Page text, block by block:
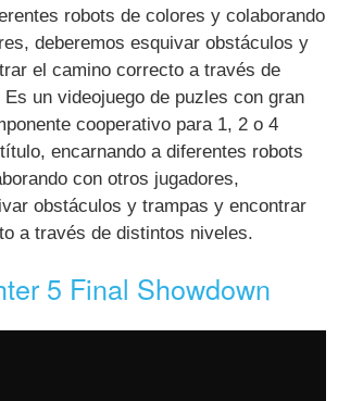
robots de colores y colaborando
deberemos esquivar obstáculos y
el camino correcto a través de
un videojuego de puzles con gran
cooperativo para 1, 2 o 4
encarnando a diferentes robots
con otros jugadores,
obstáculos y trampas y encontrar
a través de distintos niveles.
5 Final Showdown